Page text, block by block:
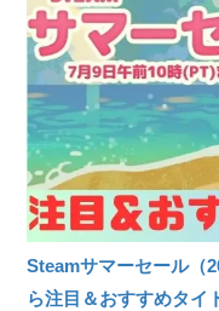
Steamサマーセール（
ら注目＆おすすめタイ